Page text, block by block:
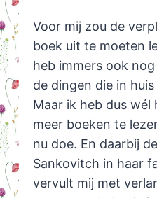
Voor mij zou de
boek uit te moeten
heb immers ook
de dingen die in
Maar ik heb dus wél
meer boeken te
nu doe. En daarbij
Sankovitch in haar
vervult mij met